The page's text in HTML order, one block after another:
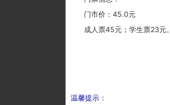
门市价：45.0元
成人票45元；学生票23元。
温馨提示：